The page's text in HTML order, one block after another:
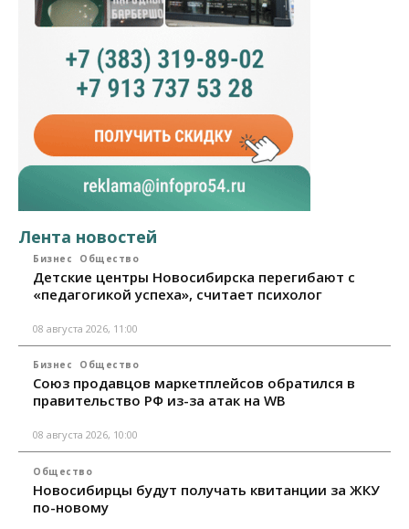
Лента новостей
Бизнес Общество
Детские центры Новосибирска перегибают с
«педагогикой успеха», считает психолог
08 августа 2026, 11:00
Бизнес Общество
Союз продавцов маркетплейсов обратился в
правительство РФ из-за атак на WB
08 августа 2026, 10:00
Общество
Новосибирцы будут получать квитанции за ЖКУ
по-новому